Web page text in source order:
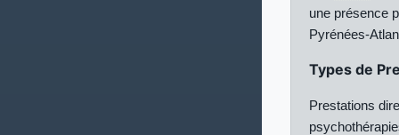
une présence
Pyrénées-
Types de
Prestations